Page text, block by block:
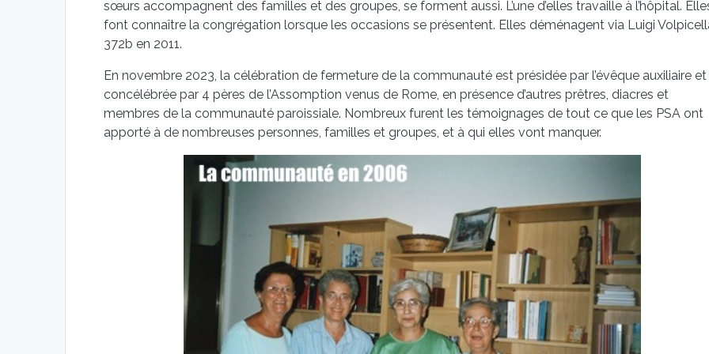
sœurs accompagnent des familles et des groupes, se forment aussi. L’une d’elles travaille à l’hôpital.
font connaître la congrégation lorsque les occasions se présentent. Elles déménagent via Luigi
372b en 2011.
En novembre 2023, la célébration de fermeture de la communauté est présidée par l’évêque auxiliaire et
concélébrée par 4 pères de l’Assomption venus de Rome, en présence d’autres prêtres, diacres et
membres de la communauté paroissiale. Nombreux furent les témoignages de tout ce que les PSA ont
apporté à de nombreuses personnes, familles et groupes, et à qui elles vont manquer.